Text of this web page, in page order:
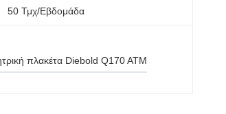
50 Τμχ/εβδομάδα
πλακέτα Diebold Q170 ATM